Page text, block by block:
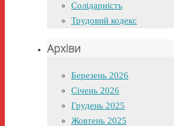
Солідарність
Трудовий кодекс
Архіви
Березень 2026
Січень 2026
Грудень 2025
Жовтень 2025